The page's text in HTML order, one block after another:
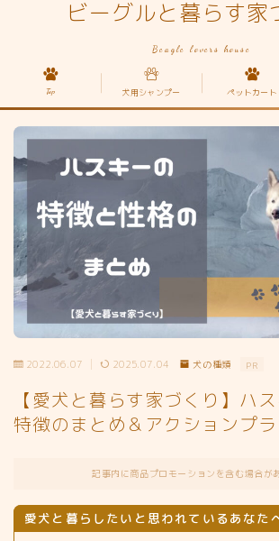
ビーグルと暮らす家
Beagle lovers house
MENU
家づくり
犬の種類
ペットカート
Top 犬用シャンプー ペットカート
2022.06.07 2025.07.04 犬の種類 PR
【愛犬と暮らす家づくり】ハ
特徴のまとめ＆アクションプ
記事内に商品プロモーションを含む場合が
愛犬と暮らしたいと思われているあなた